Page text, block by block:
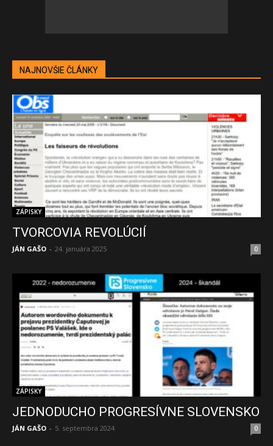
NAJNOVŠIE ČLÁNKY
ZÁPISKY
TVORCOVIA REVOLÚCIÍ
JÁN GAŠO - 24. januára 2025 0
ZÁPISKY
JEDNODUCHO PROGRESÍVNE SLOVENSKO
JÁN GAŠO - 5. septembra 2024 0